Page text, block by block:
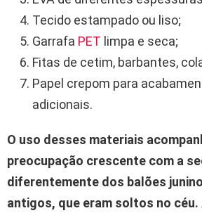
Tecido estampado ou liso;
Garrafa PET limpa e seca;
Fitas de cetim, barbantes,
Papel crepom para
adicionais.
O uso desses materiais
preocupação crescente com a
diferentemente dos balões
antigos, que eram soltos no céu.